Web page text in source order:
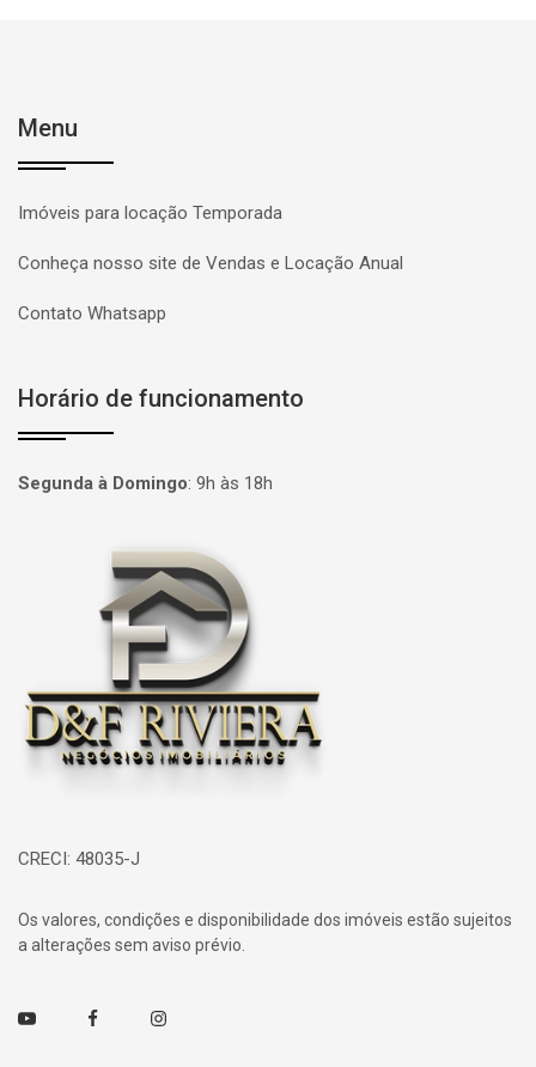
Menu
Imóveis para locação Temporada
Conheça nosso site de Vendas e Locação Anual
Contato Whatsapp
Horário de funcionamento
Segunda à Domingo: 9h às 18h
Página inicial
CRECI: 48035-J
Os valores, condições e disponibilidade dos imóveis estão sujeitos
a alterações sem aviso prévio.
Youtube FacebookInstagram